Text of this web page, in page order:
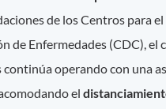
de los Centros para
de Enfermedades (CDC), el
operando con una
el